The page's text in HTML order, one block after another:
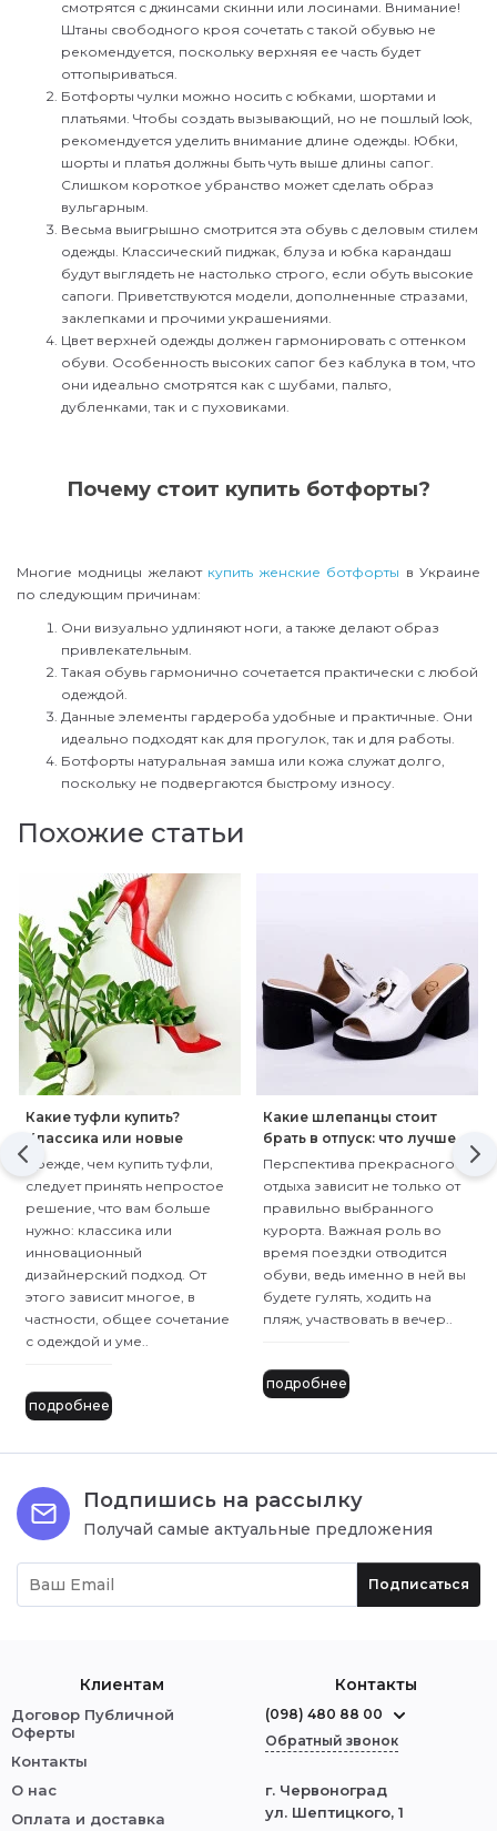
смотрятся с джинсами скинни или лосинами. Внимание!
Штаны свободного кроя сочетать с такой обувью не
рекомендуется, поскольку верхняя ее часть будет
оттопыриваться.
Ботфорты чулки можно носить с юбками, шортами и
платьями. Чтобы создать вызывающий, но не пошлый look,
рекомендуется уделить внимание длине одежды. Юбки,
шорты и платья должны быть чуть выше длины сапог.
Слишком короткое убранство может сделать образ
вульгарным.
Весьма выигрышно смотрится эта обувь с деловым стилем
одежды. Классический пиджак, блуза и юбка карандаш
будут выглядеть не настолько строго, если обуть высокие
сапоги. Приветствуются модели, дополненные стразами,
заклепками и прочими украшениями.
Цвет верхней одежды должен гармонировать с оттенком
обуви. Особенность высоких сапог без каблука в том, что
они идеально смотрятся как с шубами, пальто,
дубленками, так и с пуховиками.
Почему стоит купить ботфорты?
Многие модницы желают купить женские ботфорты в Украине
по следующим причинам:
Они визуально удлиняют ноги, а также делают образ
привлекательным.
Такая обувь гармонично сочетается практически с любой
одеждой.
Данные элементы гардероба удобные и практичные. Они
идеально подходят как для прогулок, так и для работы.
Ботфорты натуральная замша или кожа служат долго,
поскольку не подвергаются быстрому износу.
Похожие статьи
Какие туфли купить?
Классика или новые
тренды?
Прежде, чем купить туфли,
следует принять непростое
решение, что вам больше
нужно: классика или
инновационный
дизайнерский подход. От
этого зависит многое, в
частности, общее сочетание
с одеждой и уме..
подробнее
Какие шлепанцы стоит
брать в отпуск: что лучше
кожа или ткань?
Перспектива прекрасного
отдыха зависит не только от
правильно выбранного
курорта. Важная роль во
время поездки отводится
обуви, ведь именно в ней вы
будете гулять, ходить на
пляж, участвовать в вечер..
подробнее
Подпишись на рассылку
Получай самые актуальные предложения
Подписаться
Клиентам
Договор Публичной
Оферты
Контакты
О нас
Оплата и доставка
Контакты
(098) 480 88 00
Обратный звонок
г. Червоноград
ул. Шептицкого, 1